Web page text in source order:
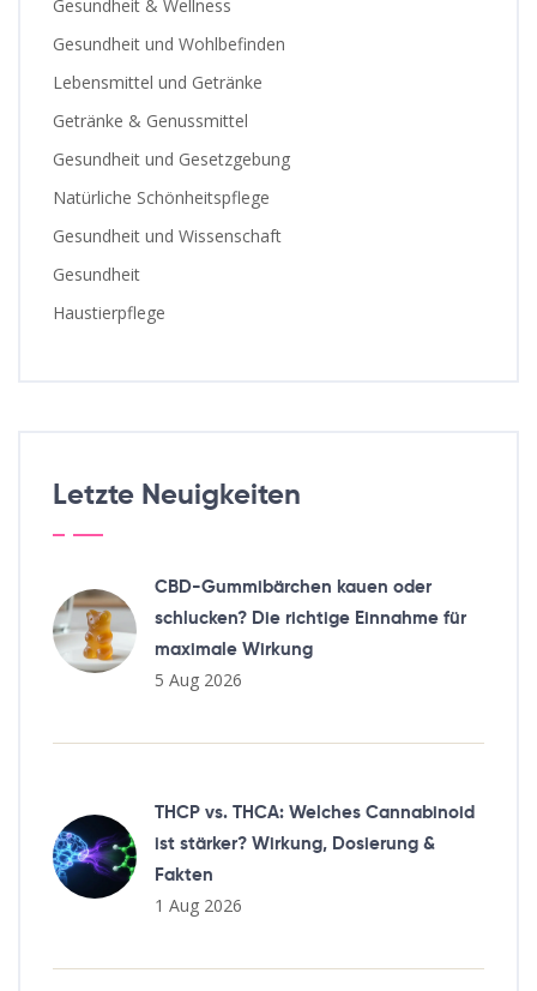
Gesundheit & Wellness
Gesundheit und Wohlbefinden
Lebensmittel und Getränke
Getränke & Genussmittel
Gesundheit und Gesetzgebung
Natürliche Schönheitspflege
Gesundheit und Wissenschaft
Gesundheit
Haustierpflege
Letzte Neuigkeiten
CBD-Gummibärchen kauen oder
schlucken? Die richtige Einnahme für
maximale Wirkung
5 Aug 2026
THCP vs. THCA: Welches Cannabinoid
ist stärker? Wirkung, Dosierung &
Fakten
1 Aug 2026